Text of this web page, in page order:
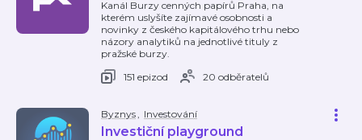
Kanál Burzy cenných papírů Praha, na
kterém uslyšíte zajímavé osobnosti a
novinky z českého kapitálového trhu nebo
názory analytiků na jednotlivé tituly z
pražské burzy.
151 epizod
20 odběratelů
Byznys, Investování
Investiční playground